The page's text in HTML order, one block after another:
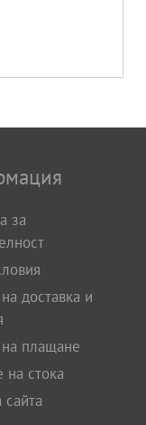
за
доставка и
плащане
стока
сайта